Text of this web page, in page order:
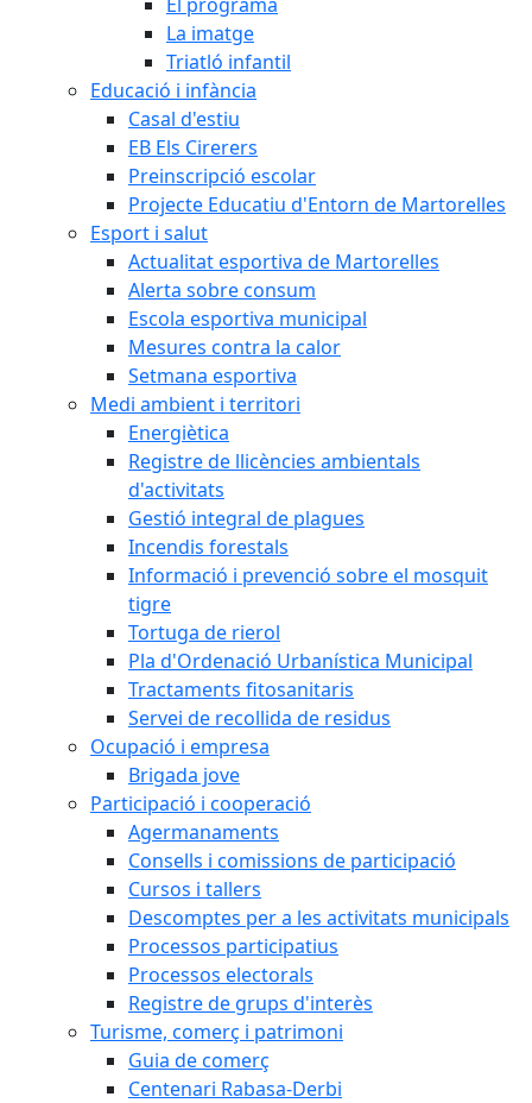
La imatge
Triatló infantil
Educació i infància
Casal d'estiu
EB Els Cirerers
Preinscripció escolar
Projecte Educatiu d'Entorn de Martorelles
Esport i salut
Actualitat esportiva de Martorelles
Alerta sobre consum
Escola esportiva municipal
Mesures contra la calor
Setmana esportiva
Medi ambient i territori
Energiètica
Registre de llicències ambientals
d'activitats
Gestió integral de plagues
Incendis forestals
Informació i prevenció sobre el mosquit
tigre
Tortuga de rierol
Pla d'Ordenació Urbanística Municipal
Tractaments fitosanitaris
Servei de recollida de residus
Ocupació i empresa
Brigada jove
Participació i cooperació
Agermanaments
Consells i comissions de participació
Cursos i tallers
Descomptes per a les activitats municipals
Processos participatius
Processos electorals
Registre de grups d'interès
Turisme, comerç i patrimoni
Guia de comerç
Centenari Rabasa-Derbi